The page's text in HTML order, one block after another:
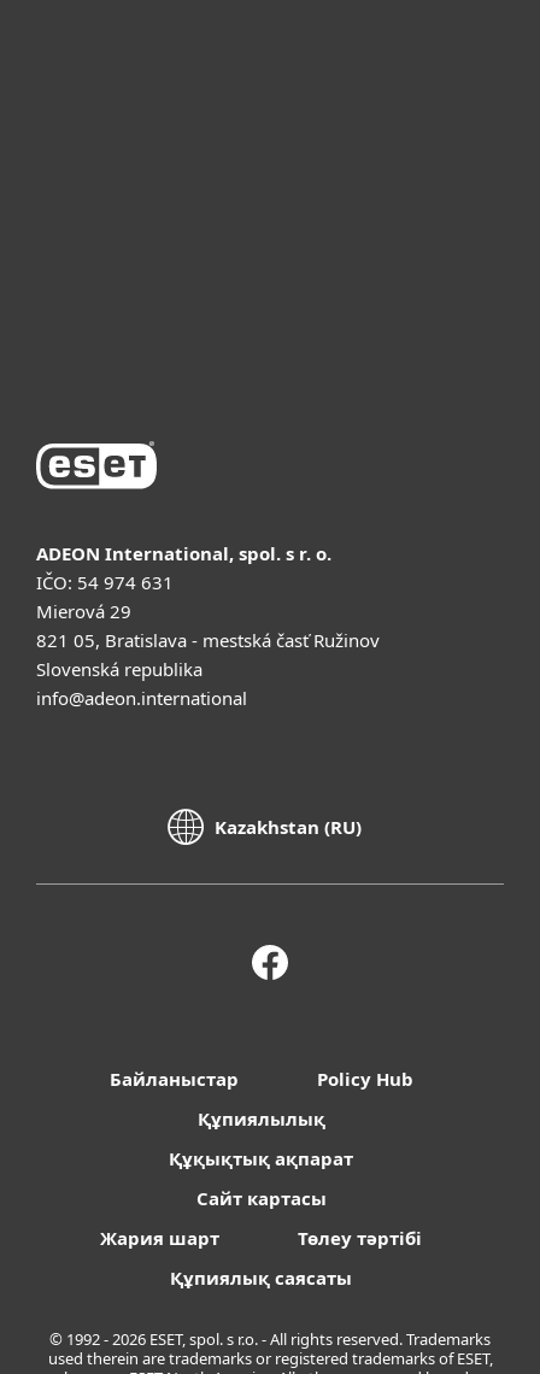
ADEON International, spol. s r. o.
IČO: 54 974 631
Mierová 29
821 05, Bratislava - mestská časť Ružinov
Slovenská republika
info@adeon.international
Kazakhstan (RU)
Байланыстар
Policy Hub
Құпиялылық
Құқықтық ақпарат
Сайт картасы
Жария шарт
Төлеу тәртібі
Құпиялық саясаты
© 1992 - 2026 ESET, spol. s r.o. - All rights reserved. Trademarks
used therein are trademarks or registered trademarks of ESET,